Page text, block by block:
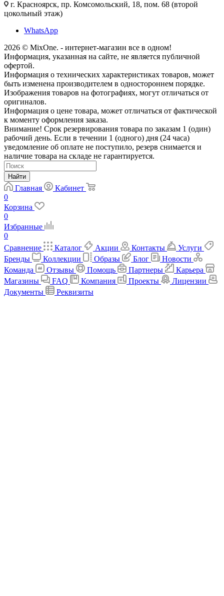
г. Красноярск, пр. Комсомольский, 18, пом. 68 (второй
цокольный этаж)
WhatsApp
2026 © MixOne. - интернет-магазин все в одном!
Информация, указанная на сайте, не является публичной
офертой.
Информация о технических характеристиках товаров, может
быть изменена производителем в одностороннем порядке.
Изображения товаров на фотографиях, могут отличаться от
оригиналов.
Информация о цене товара, может отличаться от фактической
к моменту оформления заказа.
Внимание! Срок резервирования товара по заказам 1 (один)
рабочий день. Если в течении 1 (одного) дня (24 часа)
уведомление об оплате не поступило, резерв снимается и
наличие товара на складе не гарантируется.
Найти
Главная
Кабинет
0
Корзина
0
Избранные
0
Сравнение
Каталог Акции Контакты
Услуги
Бренды
Коллекции Образы Блог
Новости
Команда
Отзывы Помощь Партнеры
Карьера
Магазины
FAQ Компания Проекты
Лицензии
Документы
Реквизиты